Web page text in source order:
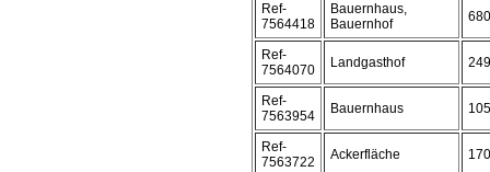
Ref-
7564418
Bauernhaus,
Bauernhof
Ref-
7564070
Landgasthof
Ref-
7563954
Bauernhaus
Ref-
7563722
Ackerfläche